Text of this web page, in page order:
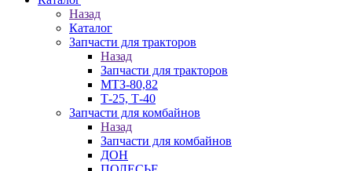
Назад
Каталог
Запчасти для тракторов
Назад
Запчасти для тракторов
МТЗ-80,82
Т-25, Т-40
Запчасти для комбайнов
Назад
Запчасти для комбайнов
ДОН